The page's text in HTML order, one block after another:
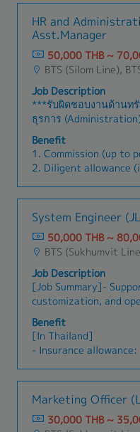
procedures-
regulations, and new
expand the renewable
Handling both
- Dental expense
- Health check (after
- Bonus: twice per
February, based on
performance
- 10 annual leave
- Flexible work hours
18:00)
HR and
Asst.Manager
50,000 THB ~
BTS (Silom Line), BTS (Sukhumvit Line), MRT Line, Rama III, Ratchadapisek -
Job Description
***รับผิดชอบงานด้านท
ธุรการ
และว่าจ้าง
งานแรงงานสัมพันธ์
ตอบแทนและสวัสดิการ
รวมถึงงานธุรการทั่วไป
เลือกบุคลากร พร้อมค้น
เข้างาน การลงเวลาทำ
ระบบเงินเดือน
เดือนพนักงานผ่านโปรแ
แบบภาษีเงินได้หัก ณ ที่จ่
และ ภ.ง.ด.1ก ประจำปี
และยื่นรายงานประกันสั
กท.20ก ประจำปี และเ
สำนักงานประกันสังคม-
เลี้ยงชีพ (Provident
และติดตามข้อมูลการลง
ระเบียบบริษัท- ดูแลปร
ประกันสุขภาพของพนักง
Benefit
1. Commission (up to
2. Diligent allowance
4. Health insurance
past probation)
5. Benefit welfare for
marriage , birth child ,
probation)
6. Provident fund
7. Social security fund
8. Bonus and up
10. Company trip ,
11. Company reward
work for every 5
12. Loan for
System Engineer
50,000 THB ~
BTS (Sukhumvit
Job Description
[Job Summary]-
customization, and
modules (e.g. FI/F1)-
processes and
requirements into
Participate in
design, configuration,
troubleshooting
after system go-live-
consultants,
Benefit
[In Thailand]
- Insurance
- Transportation:
× 20 days/month)
- Business trip
- Bonus: Twice a year
Marketing Officer
30,000 THB ~